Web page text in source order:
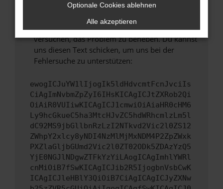
Wende dich an den Webseitenbetreiber.
Wenn du alle oben genannten Schritte versucht
hast, kontaktiere uns bitte. Wir werden
versuchen, das Problem zu beheben. Du kannst
uns diesen Text schicken, um uns bei der
Fehlersuche zu unterstützen:
ewogICJuYW1lIjogIk5ldHdvcmtFcnJvciIs
CiAgImNvbmZpZyI6IHsKICAgICJtZXRob2Qi
OiAiR0VUIiwKICAgICJ1cmwiOiAiaHR0cHM6
Ly9hcGkueC5ha3MtcHJvZC5hdWRhcmlzLm5l
dC92MS9jbGllbnRzLzI2NTkvd2Vic2l0ZS12
ZWhpY2xlcy8yNDI4NzMlMjMxNDM4P2ZpZWxk
PXZlaGljbGUmd2Vic2l0ZT02ODk5ZDAzYzQ5
YjE0NGJlNDgwZTFkYzYiLAogICAgImhlYWRl
cnMiOiB7fSwKICAgICJib2R5IjogbnVsbCwK
ICAgICJleHBlY3QiOiB7CiAgICAgICJyZXNw
Optionale Cookies ablehnen
Alle akzeptieren